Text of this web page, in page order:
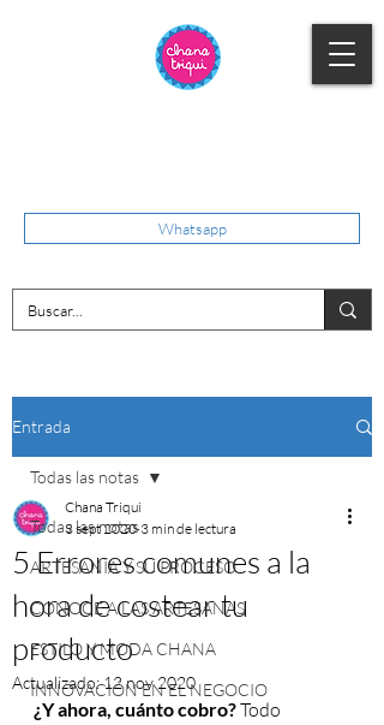
Whatsapp
Entrada
Todas las notas
ARTESANÍA Y SU PROCESO
CONOCE A LAS ARTESANAS
ESTILO Y MODA CHANA
INNOVACIÓN EN EL NEGOCIO
Todas las notas
5 Errores comunes a la
hora de costear tu
producto
Chana Triqui
3 sept 2020 3 min de lectura
Actualizado:12 nov 2020
¿Y ahora, cuánto cobro?Todo